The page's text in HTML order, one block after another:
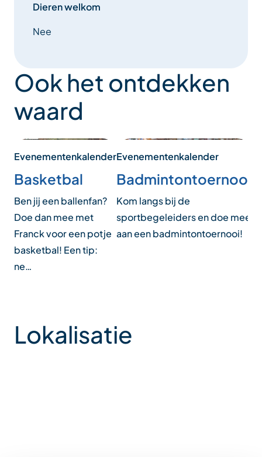
Dieren welkom
Nee
Ook het ontdekken
waard
Evenementenkalender
Basketbal
Ben jij een ballenfan?
Doe dan mee met
Franck voor een potje
basketbal! Een tip:
ne…
Evenementenkalender
Badmintontoernooi
Kom langs bij de
sportbegeleiders en doe mee
aan een badmintontoernooi!
Lokalisatie